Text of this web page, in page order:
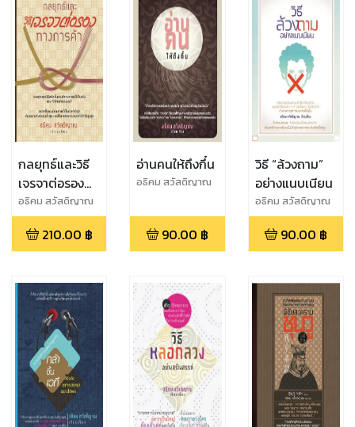
กลยุทธ์และวิธี
เจรจาต่อรอง
ทางการค้า
อธิคม สวัสดิญาณ
เรียบเรียง
210.00 ฿
อ่านคนให้ถึงกึ๋น
อธิคม สวัสดิญาณ
90.00 ฿
วิธี “ล้วงถาม”
อย่างแนบเนียน
อธิคม สวัสดิญาณ
เรียบเรียง
90.00 ฿